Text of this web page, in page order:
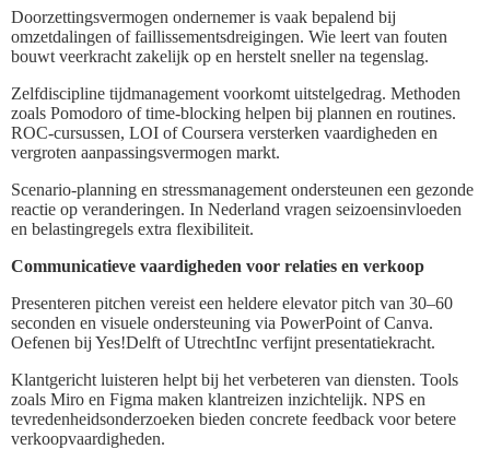
Doorzettingsvermogen ondernemer is vaak bepalend bij
omzetdalingen of faillissementsdreigingen. Wie leert van fouten
bouwt veerkracht zakelijk op en herstelt sneller na tegenslag.
Zelfdiscipline tijdmanagement voorkomt uitstelgedrag. Methoden
zoals Pomodoro of time-blocking helpen bij plannen en routines.
ROC‑cursussen, LOI of Coursera versterken vaardigheden en
vergroten aanpassingsvermogen markt.
Scenario‑planning en stressmanagement ondersteunen een gezonde
reactie op veranderingen. In Nederland vragen seizoensinvloeden
en belastingregels extra flexibiliteit.
Communicatieve vaardigheden voor relaties en verkoop
Presenteren pitchen vereist een heldere elevator pitch van 30–60
seconden en visuele ondersteuning via PowerPoint of Canva.
Oefenen bij Yes!Delft of UtrechtInc verfijnt presentatiekracht.
Klantgericht luisteren helpt bij het verbeteren van diensten. Tools
zoals Miro en Figma maken klantreizen inzichtelijk. NPS en
tevredenheidsonderzoeken bieden concrete feedback voor betere
verkoopvaardigheden.